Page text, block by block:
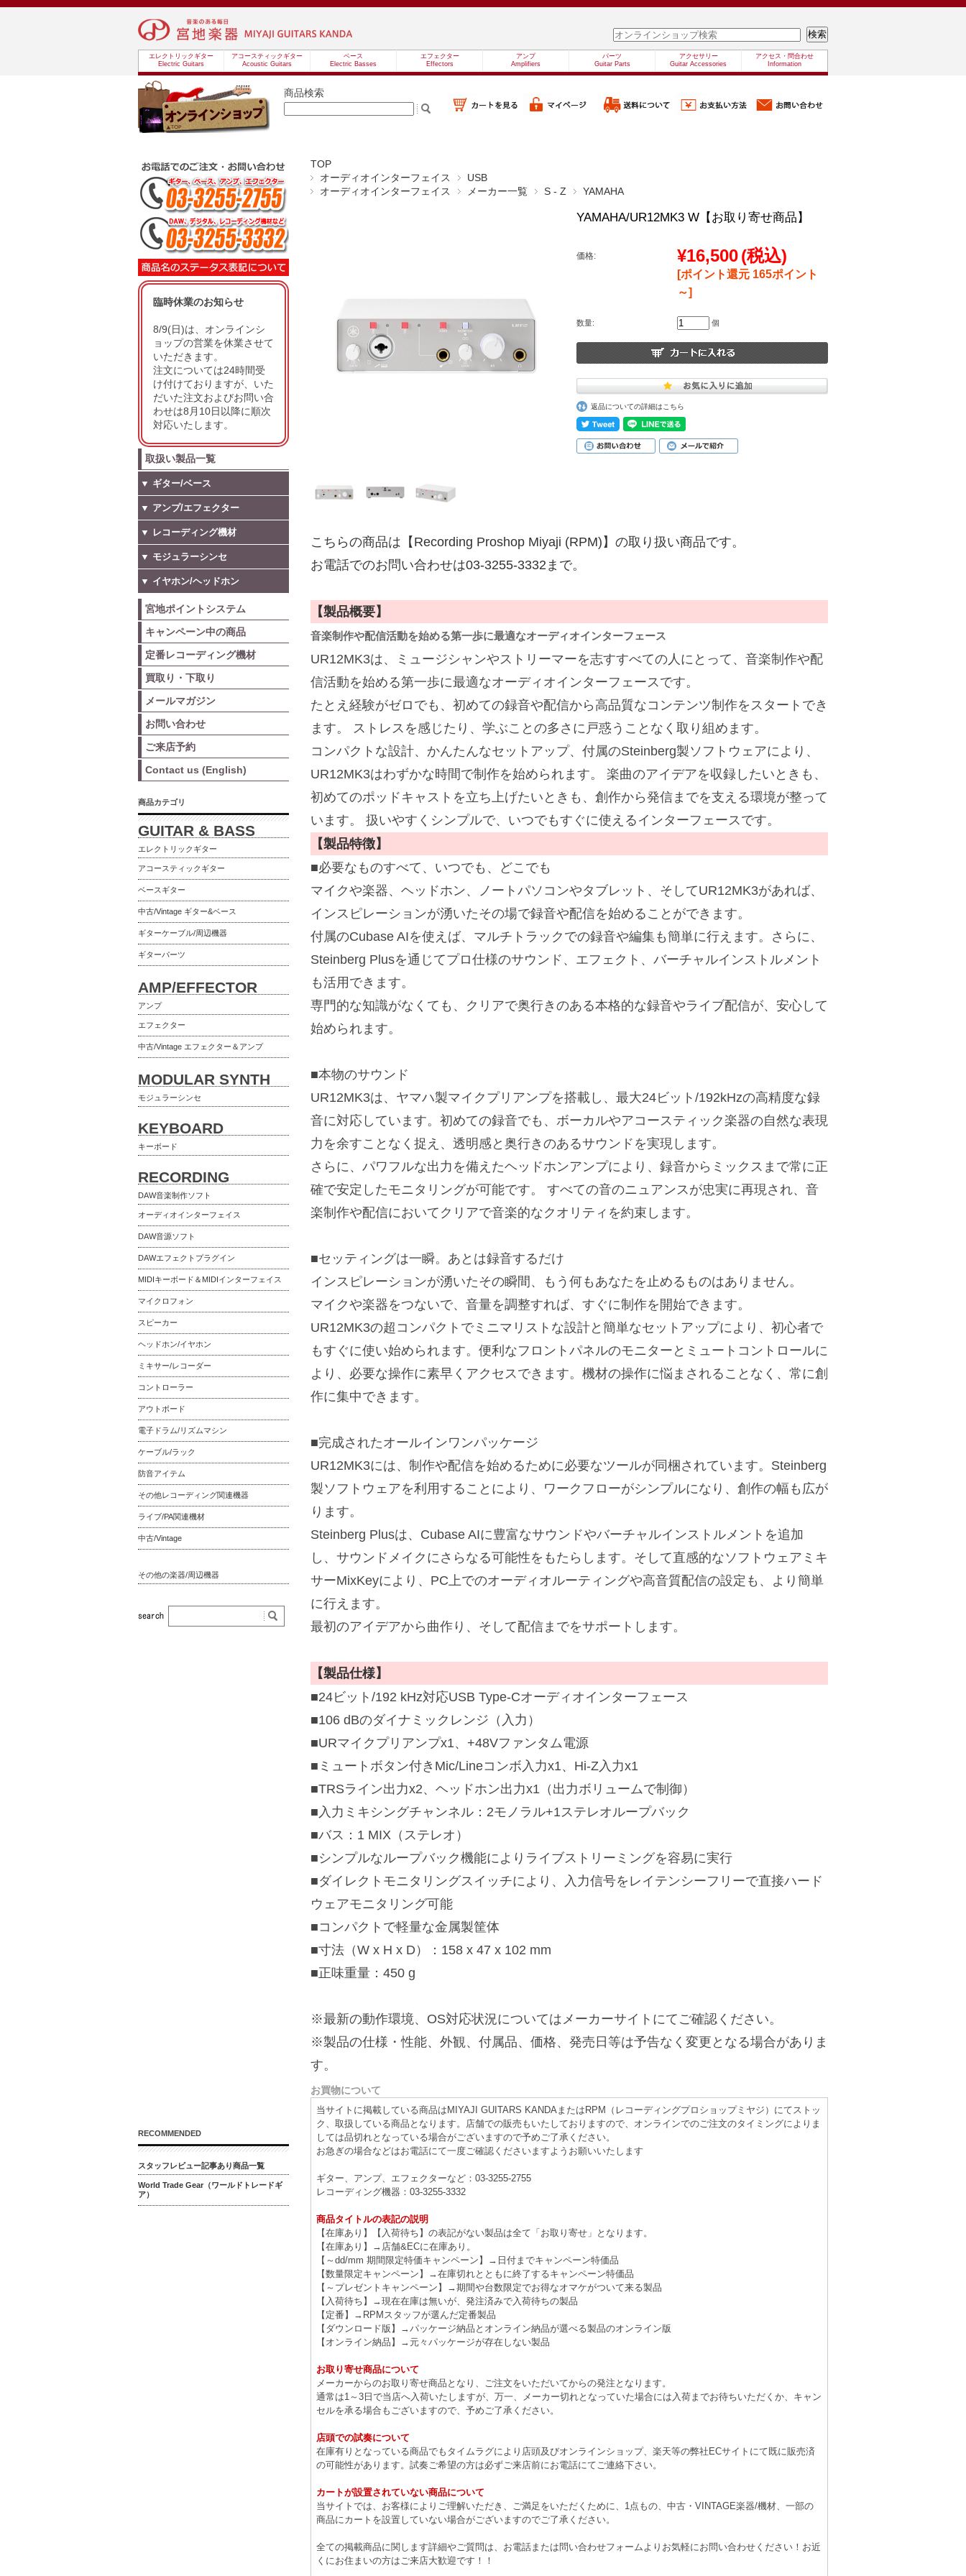
エレクトリックギター
Electric Guitars
アコースティックギター
Acoustic Guitars
ベース
Electric Basses
エフェクター
Effectors
アンプ
Amplifiers
パーツ
Guitar Parts
アクセサリー
Guitar Accessories
アクセス・問合わせ
Information
商品検索
TOP
オーディオインターフェイス
USB
オーディオインターフェイス
メーカー一覧 S - Z YAMAHA
YAMAHA/UR12MK3 W【お取り寄せ商品】
価格: ¥16,500(税込)
[ポイント還元 165ポイント
～]
数量: 個
返品についての詳細はこちら
こちらの商品は【Recording Proshop Miyaji (RPM)】の取り扱い商品です。
お電話でのお問い合わせは03-3255-3332まで。
【製品概要】
音楽制作や配信活動を始める第一歩に最適なオーディオインターフェース
UR12MK3は、ミュージシャンやストリーマーを志すすべての人にとって、音楽制作や配
信活動を始める第一歩に最適なオーディオインターフェースです。
たとえ経験がゼロでも、初めての録音や配信から高品質なコンテンツ制作をスタートでき
ます。 ストレスを感じたり、学ぶことの多さに戸惑うことなく取り組めます。
コンパクトな設計、かんたんなセットアップ、付属のSteinberg製ソフトウェアにより、
UR12MK3はわずかな時間で制作を始められます。 楽曲のアイデアを収録したいときも、
初めてのポッドキャストを立ち上げたいときも、創作から発信までを支える環境が整って
います。 扱いやすくシンプルで、いつでもすぐに使えるインターフェースです。
【製品特徴】
■必要なものすべて、いつでも、どこでも
マイクや楽器、ヘッドホン、ノートパソコンやタブレット、そしてUR12MK3があれば、
インスピレーションが湧いたその場で録音や配信を始めることができます。
付属のCubase AIを使えば、マルチトラックでの録音や編集も簡単に行えます。さらに、
Steinberg Plusを通じてプロ仕様のサウンド、エフェクト、バーチャルインストルメント
も活用できます。
専門的な知識がなくても、クリアで奥行きのある本格的な録音やライブ配信が、安心して
始められます。
■本物のサウンド
UR12MK3は、ヤマハ製マイクプリアンプを搭載し、最大24ビット/192kHzの高精度な録
音に対応しています。初めての録音でも、ボーカルやアコースティック楽器の自然な表現
力を余すことなく捉え、透明感と奥行きのあるサウンドを実現します。
さらに、パワフルな出力を備えたヘッドホンアンプにより、録音からミックスまで常に正
確で安定したモニタリングが可能です。 すべての音のニュアンスが忠実に再現され、音
楽制作や配信においてクリアで音楽的なクオリティを約束します。
■セッティングは一瞬。あとは録音するだけ
インスピレーションが湧いたその瞬間、もう何もあなたを止めるものはありません。
マイクや楽器をつないで、音量を調整すれば、すぐに制作を開始できます。
UR12MK3の超コンパクトでミニマリストな設計と簡単なセットアップにより、初心者で
もすぐに使い始められます。便利なフロントパネルのモニターとミュートコントロールに
より、必要な操作に素早くアクセスできます。機材の操作に悩まされることなく、常に創
作に集中できます。
■完成されたオールインワンパッケージ
UR12MK3には、制作や配信を始めるために必要なツールが同梱されています。Steinberg
製ソフトウェアを利用することにより、ワークフローがシンプルになり、創作の幅も広が
ります。
Steinberg Plusは、Cubase AIに豊富なサウンドやバーチャルインストルメントを追加
し、サウンドメイクにさらなる可能性をもたらします。そして直感的なソフトウェアミキ
サーMixKeyにより、PC上でのオーディオルーティングや高音質配信の設定も、より簡単
に行えます。
最初のアイデアから曲作り、そして配信までをサポートします。
【製品仕様】
■24ビット/192 kHz対応USB Type-Cオーディオインターフェース
■106 dBのダイナミックレンジ（入力）
■URマイクプリアンプx1、+48Vファンタム電源
■ミュートボタン付きMic/Lineコンボ入力x1、Hi-Z入力x1
■TRSライン出力x2、ヘッドホン出力x1（出力ボリュームで制御）
■入力ミキシングチャンネル：2モノラル+1ステレオループバック
■バス：1 MIX（ステレオ）
■シンプルなループバック機能によりライブストリーミングを容易に実行
■ダイレクトモニタリングスイッチにより、入力信号をレイテンシーフリーで直接ハード
ウェアモニタリング可能
■コンパクトで軽量な金属製筐体
■寸法（W x H x D）：158 x 47 x 102 mm
■正味重量：450 g
※最新の動作環境、OS対応状況についてはメーカーサイトにてご確認ください。
※製品の仕様・性能、外観、付属品、価格、発売日等は予告なく変更となる場合がありま
す。
お買物について
当サイトに掲載している商品はMIYAJI GUITARS KANDAまたはRPM（レコーディングプロショップミヤジ）にてストッ
ク、取扱している商品となります。店舗での販売もいたしておりますので、オンラインでのご注文のタイミングによりま
しては品切れとなっている場合がございますので予めご了承ください。
お急ぎの場合などはお電話にて一度ご確認くださいますようお願いいたします
ギター、アンプ、エフェクターなど：03-3255-2755
レコーディング機器：03-3255-3332
商品タイトルの表記の説明
【在庫あり】【入荷待ち】の表記がない製品は全て「お取り寄せ」となります。
【在庫あり】→店舗&ECに在庫あり。
【～dd/mm 期間限定特価キャンペーン】→日付までキャンペーン特価品
【数量限定キャンペーン】→在庫切れとともに終了するキャンペーン特価品
【～プレゼントキャンペーン】→期間や台数限定でお得なオマケがついて来る製品
【入荷待ち】→現在在庫は無いが、発注済みで入荷待ちの製品
【定番】→RPMスタッフが選んだ定番製品
【ダウンロード版】→パッケージ納品とオンライン納品が選べる製品のオンライン版
【オンライン納品】→元々パッケージが存在しない製品
お取り寄せ商品について
メーカーからのお取り寄せ商品となり、ご注文をいただいてからの発注となります。
通常は1～3日で当店へ入荷いたしますが、万一、メーカー切れとなっていた場合には入荷までお待ちいただくか、キャン
セルを承る場合もございますので、予めご了承ください。
店頭での試奏について
在庫有りとなっている商品でもタイムラグにより店頭及びオンラインショップ、楽天等の弊社ECサイトにて既に販売済
の可能性があります。試奏ご希望の方は必ずご来店前にお電話にてご連絡下さい。
カートが設置されていない商品について
当サイトでは、お客様によりご理解いただき、ご満足をいただくために、1点もの、中古・VINTAGE楽器/機材、一部の
商品にカートを設置していない場合がございますのでご了承ください。
全ての掲載商品に関します詳細やご質問は、お電話または問い合わせフォームよりお気軽にお問い合わせください！お近
くにお住まいの方はご来店大歓迎です！！
臨時休業のお知らせ
8/9(日)は、オンラインシ
ョップの営業を休業させて
いただきます。
注文については24時間受
け付けておりますが、いた
だいた注文およびお問い合
わせは8月10日以降に順次
対応いたします。
取扱い製品一覧
▼ ギター/ベース
▼ アンプ/エフェクター
▼ レコーディング機材
▼ モジュラーシンセ
▼ イヤホン/ヘッドホン
宮地ポイントシステム
キャンペーン中の商品
定番レコーディング機材
買取り・下取り
メールマガジン
お問い合わせ
ご来店予約
Contact us (English)
商品カテゴリ
GUITAR & BASS
エレクトリックギター
アコースティックギター
ベースギター
中古/Vintage ギター&ベース
ギターケーブル/周辺機器
ギターパーツ
AMP/EFFECTOR
アンプ
エフェクター
中古/Vintage エフェクター＆アンプ
MODULAR SYNTH
モジュラーシンセ
KEYBOARD
キーボード
RECORDING
DAW音楽制作ソフト
オーディオインターフェイス
DAW音源ソフト
DAWエフェクトプラグイン
MIDIキーボード＆MIDIインターフェイス
マイクロフォン
スピーカー
ヘッドホン/イヤホン
ミキサー/レコーダー
コントローラー
アウトボード
電子ドラム/リズムマシン
ケーブル/ラック
防音アイテム
その他レコーディング関連機器
ライブ/PA関連機材
中古/Vintage
その他の楽器/周辺機器
RECOMMENDED
スタッフレビュー記事あり商品一覧
World Trade Gear（ワールドトレードギ
ア）